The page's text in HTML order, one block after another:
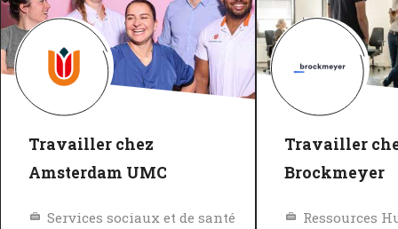
Travailler chez
Amsterdam UMC
Services sociaux et de santé
Travailler
Brockmeyer
Ressources